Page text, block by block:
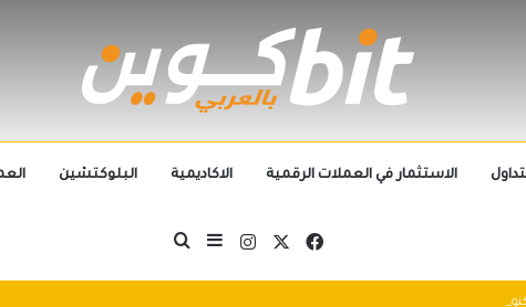
الاستثمار في العملات الرقمية الاكاديمية البلوكتشين
فيسبوكانستقرامإضافة عمود جانبي
بحث عن